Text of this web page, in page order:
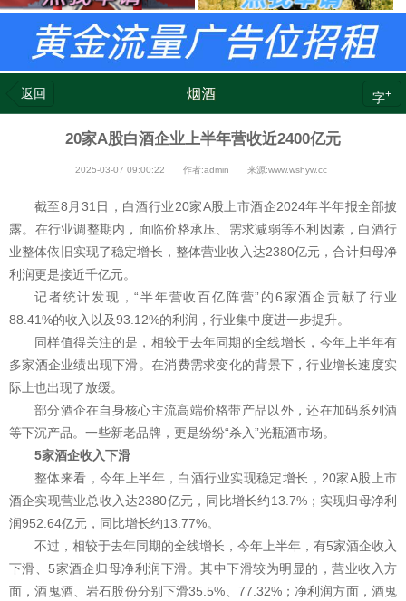
返回 烟酒 字+
20家A股白酒企业上半年营收近2400亿元
2025-03-07 09:00:22 作者:admin 来源:www.wshyw.cc
截至8月31日，白酒行业20家A股上市酒企2024年半年报全部披
露。在行业调整期内，面临价格承压、需求减弱等不利因素，白酒行
业整体依旧实现了稳定增长，整体营业收入达2380亿元，合计归母净
利润更是接近千亿元。
记者统计发现，“半年营收百亿阵营”的6家酒企贡献了行业
88.41%的收入以及93.12%的利润，行业集中度进一步提升。
同样值得关注的是，相较于去年同期的全线增长，今年上半年有
多家酒企业绩出现下滑。在消费需求变化的背景下，行业增长速度实
际上也出现了放缓。
部分酒企在自身核心主流高端价格带产品以外，还在加码系列酒
等下沉产品。一些新老品牌，更是纷纷“杀入”光瓶酒市场。
5家酒企收入下滑
整体来看，今年上半年，白酒行业实现稳定增长，20家A股上市
酒企实现营业总收入达2380亿元，同比增长约13.7%；实现归母净利
润952.64亿元，同比增长约13.77%。
不过，相较于去年同期的全线增长，今年上半年，有5家酒企收入
下滑、5家酒企归母净利润下滑。其中下滑较为明显的，营业收入方
面，酒鬼酒、岩石股份分别下滑35.5%、77.32%；净利润方面，酒鬼